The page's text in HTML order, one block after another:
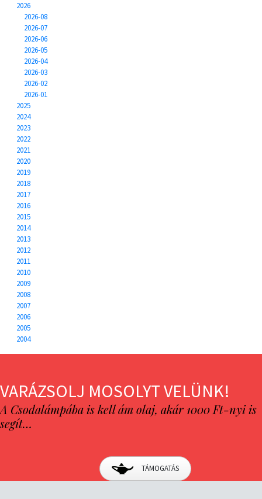
2026
2026-08
2026-07
2026-06
2026-05
2026-04
2026-03
2026-02
2026-01
2025
2024
2023
2022
2021
2020
2019
2018
2017
2016
2015
2014
2013
2012
2011
2010
2009
2008
2007
2006
2005
2004
VARÁZSOLJ MOSOLYT VELÜNK!
A Csodalámpába is kell ám olaj, akár 1000 Ft-nyi is
segít…
TÁMOGATÁS